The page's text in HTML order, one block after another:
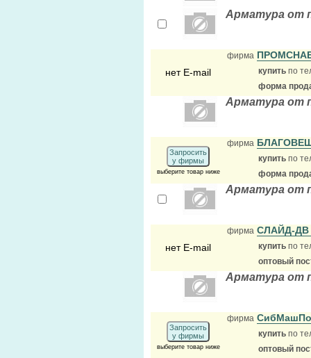
Арматура от
нет E-mail
фирма
купить по
форма
Арматура от
Запросить
у фирмы
выберите товар ниже
фирма
купить по
форма
Арматура от
нет E-mail
фирма СЛАЙД-ДВ
купить по
оптовый
Арматура от
Запросить
у фирмы
выберите товар ниже
фирма
купить по
оптовый